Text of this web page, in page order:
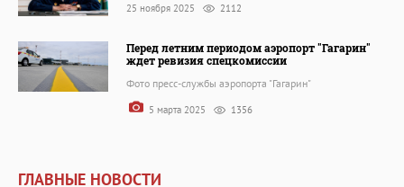
25 ноября 2025 2112
Перед летним периодом аэропорт "Гагарин"
ждет ревизия спецкомиссии
Фото пресс-службы аэропорта "Гагарин"
5 марта 2025 1356
ГЛАВНЫЕ НОВОСТИ